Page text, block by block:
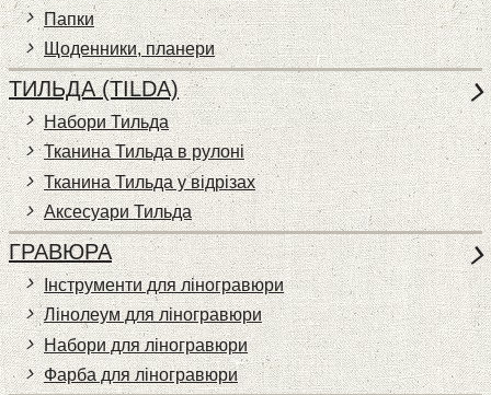
Папки
Щоденники, планери
ТИЛЬДА (TILDA)
Набори Тильда
Тканина Тильда в рулоні
Тканина Тильда у відрізах
Аксесуари Тильда
ГРАВЮРА
Інструменти для ліногравюри
Лінолеум для ліногравюри
Набори для ліногравюри
Фарба для ліногравюри